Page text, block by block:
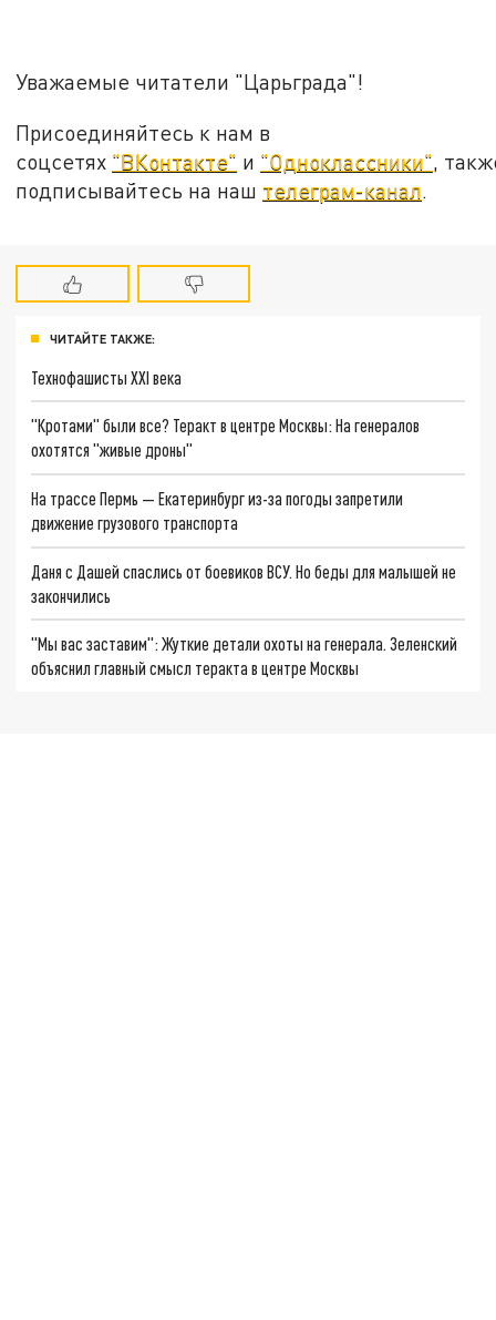
Уважаемые читатели "Царьграда"!
Присоединяйтесь к нам в
соцсетях "ВКонтакте" и "Одноклассники",
подписывайтесь на наш телеграм-канал.
ЧИТАЙТЕ ТАКЖЕ:
Технофашисты XXI века
"Кротами" были все? Теракт в центре Москвы: На генералов
охотятся "живые дроны"
На трассе Пермь — Екатеринбург из-за погоды запретили
движение грузового транспорта
Даня с Дашей спаслись от боевиков ВСУ. Но беды для малышей не
закончились
"Мы вас заставим": Жуткие детали охоты на генерала. Зеленский
объяснил главный смысл теракта в центре Москвы